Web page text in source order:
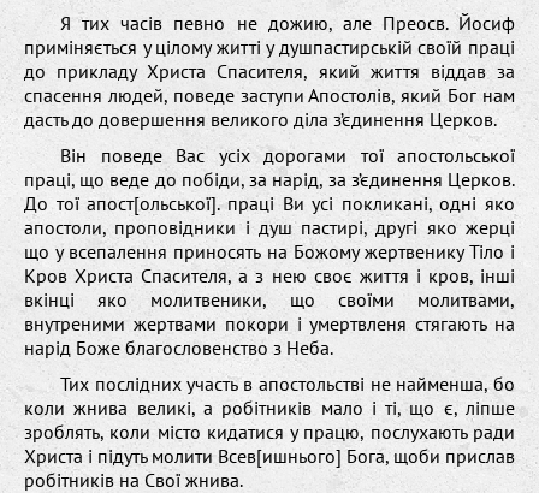
Я тих часів певно не дожию, але Преосв. Йосиф
приміняється у цілому житті у душпастирській своїй праці
до прикладу Христа Спасителя, який життя віддав за
спасення людей, поведе заступи Апостолів, який Бог нам
дасть до довершення великого діла з’єдинення Церков.
Він поведе Вас усіх дорогами тої апостольської
праці, що веде до побіди, за нарід, за з’єдинення Церков.
До тої апост[ольської]. праці Ви усі покликані, одні яко
апостоли, проповідники і душ пастирі, другі яко жерці
що у всепалення приносять на Божому жертвенику Тіло і
Кров Христа Спасителя, а з нею своє життя і кров, інші
вкінці яко молитвеники, що своїми молитвами,
внутреними жертвами покори і умертвленя стягають на
нарід Боже благословенство з Неба.
Тих послідних участь в апостольстві не найменша, бо
коли жнива великі, а робітників мало і ті, що є, ліпше
зроблять, коли місто кидатися у працю, послухають ради
Христа і підуть молити Всев[ишнього] Бога, щоби прислав
робітників на Свої жнива.